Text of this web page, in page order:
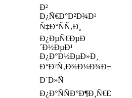
Ð²
Ð¿Ñ€Ð°Ð²Ð¾Ð¹
Ñ‡Ð°ÑÑ‚Ð¸
Ð¿ÐµÑ€ÐµÐ
´Ð½ÐµÐ¹
Ð¿Ð°Ð½ÐµÐ»Ð¸
Ð°Ð²Ñ‚Ð¾Ð¼Ð¾Ð±Ð¸Ð»Ñ
Ð´Ð»Ñ
Ð¿Ð°ÑÑÐ°Ð¶Ð¸Ñ€Ð°